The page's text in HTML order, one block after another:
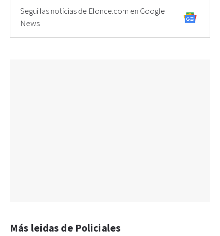
Seguí las noticias de Elonce.com en Google
News
Más leidas de Policiales